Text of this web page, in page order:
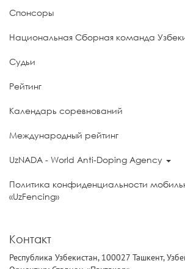
Спонсоры
Национальная Сборная команда
Судьи
Рейтинг
Календарь соревнований
Международный рейтинг
UzNADA - World Anti-Doping Agency
Политика конфиденциальности
«UzFencing»
Контакт
Республика Узбекистан, 100027 Ташкент,